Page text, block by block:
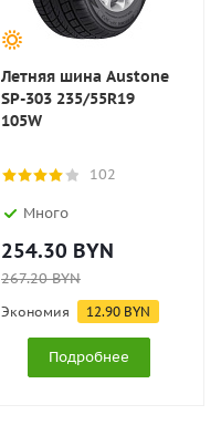
Летняя шина Austone
SP-303 235/55R19
105W
102
Много
254.30 BYN
267.20BYN
Экономия 12.90 BYN
Подробнее